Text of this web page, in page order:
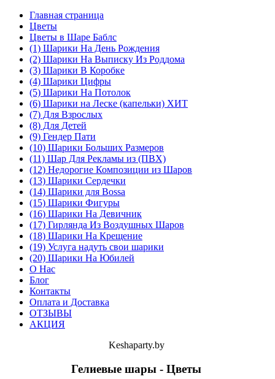
Главная страница
Цветы
Цветы в Шаре Баблс
(1) Шарики На День Рождения
(2) Шарики На Выписку Из Роддома
(3) Шарики В Коробке
(4) Шарики Цифры
(5) Шарики На Потолок
(6) Шарики на Леске (капельки) ХИТ
(7) Для Взрослых
(8) Для Детей
(9) Гендер Пати
(10) Шарики Больших Размеров
(11) Шар Для Рекламы из (ПВХ)
(12) Недорогие Композиции из Шаров
(13) Шарики Сердечки
(14) Шарики для Воssa
(15) Шарики Фигуры
(16) Шарики На Девичник
(17) Гирлянда Из Воздушных Шаров
(18) Шарики На Крещение
(19) Услуга надуть свои шарики
(20) Шарики На Юбилей
О Нас
Блог
Контакты
Оплата и Доставка
ОТЗЫВЫ
АКЦИЯ
Keshaparty.by
Гелиевые шары - Цветы